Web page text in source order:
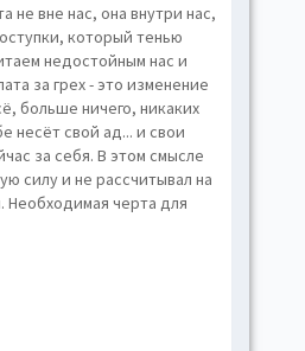
не вне нас, она внутри нас,
который тенью
недостойным нас и
за грех - это изменение
больше ничего, никаких
несёт свой ад... и свои
за себя. В этом смысле
силу и не рассчитывал на
Необходимая черта для